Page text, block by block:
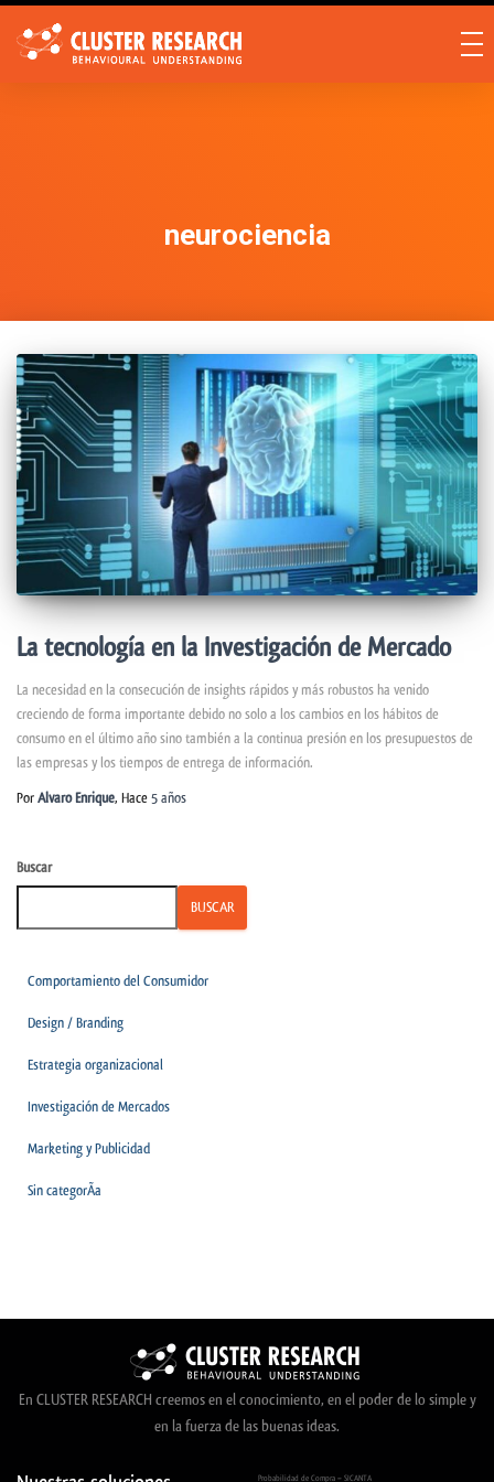
neurociencia
La tecnología en la Investigación de Mercado
La necesidad en la consecución de insights rápidos y más robustos ha venido
creciendo de forma importante debido no solo a los cambios en los hábitos de
consumo en el último año sino también a la continua presión en los presupuestos de
las empresas y los tiempos de entrega de información.
PorAlvaro Enrique, Hace5 años
Buscar
BUSCAR
Comportamiento del Consumidor
Design / Branding
Estrategia organizacional
Investigación de Mercados
Marketing y Publicidad
Sin categorÃ­a
En CLUSTER RESEARCH creemos en el conocimiento, en el poder de lo simple y
en la fuerza de las buenas ideas.
Probabilidad de Compra – SICANTA